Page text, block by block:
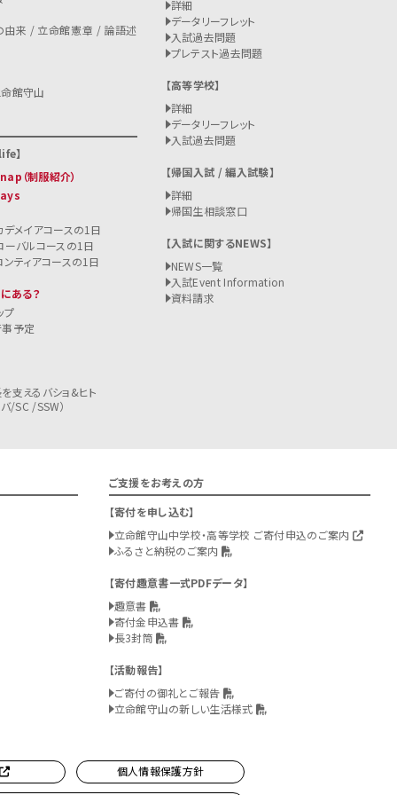
由来 / 立命館憲章 / 論語述
館守山
（制服紹介）
メイアコースの1日
バルコースの1日
ティアコースの1日
ある？
プ
予定
支えるバショ&ヒト
/SC /SSW）
詳細
データリーフレット
入試過去問題
プレテスト過去問題
高等学校
詳細
データリーフレット
入試過去問題
帰国入試 / 編入試験
詳細
帰国生相談窓口
入試に関するNEWS
NEWS一覧
入試Event Information
資料請求
ご支援をお考えの方
寄付を申し込む
立命館守山中学校・高等学校 ご寄付申込のご案内
ふるさと納税のご案内
寄付趣意書一式PDFデータ
趣意書
寄付金申込書
長3封筒
活動報告
ご寄付の御礼とご報告
立命館守山の新しい生活様式
個人情報保護方針